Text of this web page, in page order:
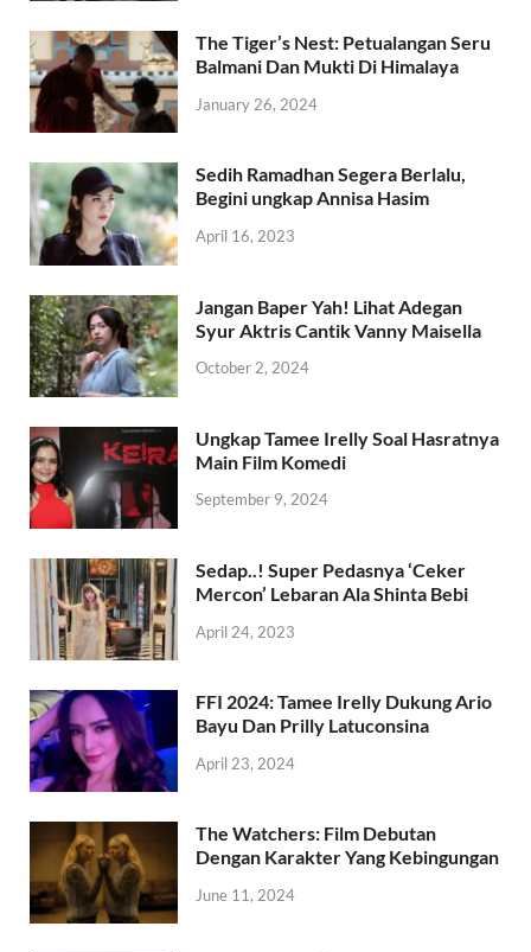
The Tiger’s Nest: Petualangan Seru
Balmani Dan Mukti Di Himalaya
January 26, 2024
Sedih Ramadhan Segera Berlalu,
Begini ungkap Annisa Hasim
April 16, 2023
Jangan Baper Yah! Lihat Adegan
Syur Aktris Cantik Vanny Maisella
October 2, 2024
Ungkap Tamee Irelly Soal Hasratnya
Main Film Komedi
September 9, 2024
Sedap..! Super Pedasnya ‘Ceker
Mercon’ Lebaran Ala Shinta Bebi
April 24, 2023
FFI 2024: Tamee Irelly Dukung Ario
Bayu Dan Prilly Latuconsina
April 23, 2024
The Watchers: Film Debutan
Dengan Karakter Yang Kebingungan
June 11, 2024